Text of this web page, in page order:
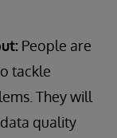
People are
tackle
They will
quality